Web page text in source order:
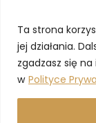
Ta strona
jej działania.
zgadzasz się na
w Polityce